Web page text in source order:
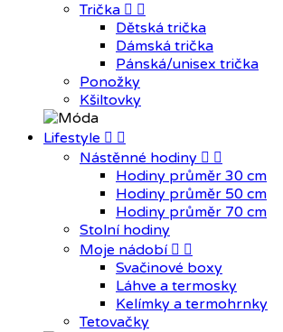
Trička  
Dětská trička
Dámská trička
Pánská/unisex trička
Ponožky
Kšiltovky
Lifestyle  
Nástěnné hodiny  
Hodiny průměr 30 cm
Hodiny průměr 50 cm
Hodiny průměr 70 cm
Stolní hodiny
Moje nádobí  
Svačinové boxy
Láhve a termosky
Kelímky a termohrnky
Tetovačky